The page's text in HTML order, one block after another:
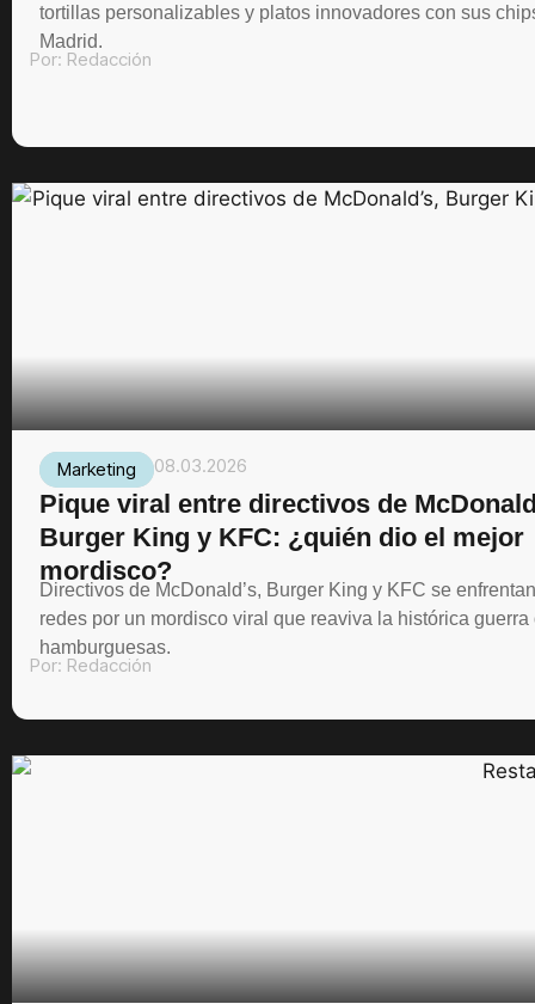
tortillas personalizables y platos innovadores con sus
Madrid.
Por: Redacción
Marketing 08.03.2026
Pique viral entre directivos de
Burger King y KFC: ¿quién dio el mejor
mordisco?
Directivos de McDonald’s, Burger King y KFC se
redes por un mordisco viral que reaviva la histórica guerra
hamburguesas.
Por: Redacción